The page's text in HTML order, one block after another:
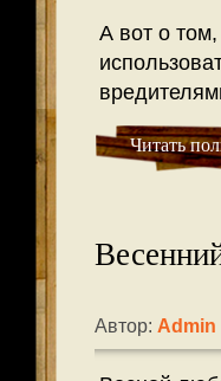
А вот о
Читать
Автор: Admin